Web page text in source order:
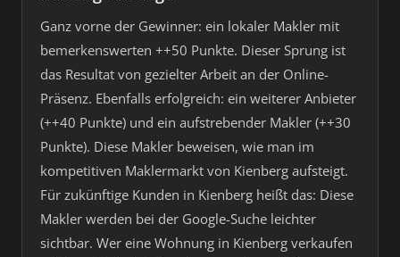
Ganz vorne der Gewinner: ein lokaler Makler mit
bemerkenswerten ++50 Punkte. Dieser Sprung ist
das Resultat von gezielter Arbeit an der Online-
Präsenz. Ebenfalls erfolgreich: ein weiterer Anbieter
(++40 Punkte) und ein aufstrebender Makler (++30
Punkte). Diese Makler beweisen, wie man im
kompetitiven Maklermarkt von Kienberg aufsteigt.
Für zukünftige Kunden in Kienberg heißt das: Diese
Makler werden bei der Google-Suche leichter
sichtbar. Wer eine Wohnung in Kienberg verkaufen